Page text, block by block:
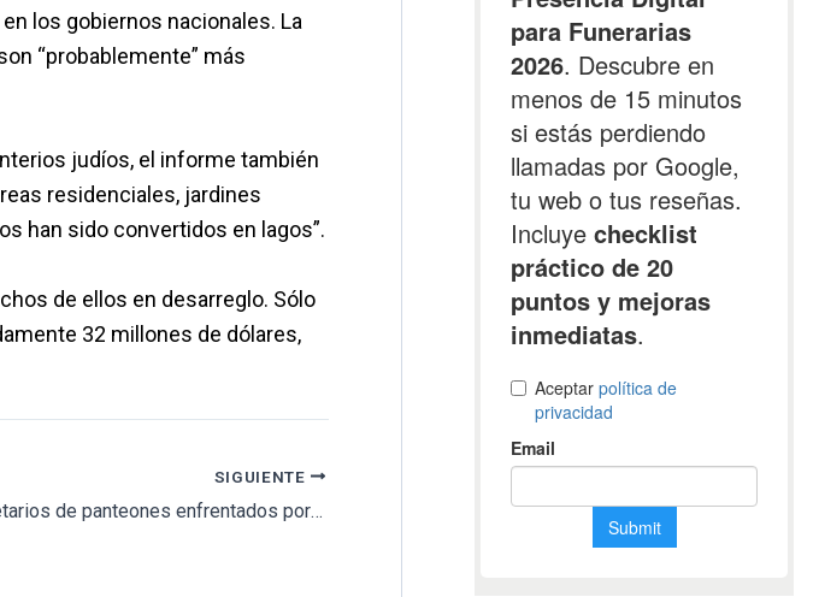
los gobiernos nacionales. La
“probablemente” más
judíos, el informe también
residenciales, jardines
han sido convertidos en lagos”.
de ellos en desarreglo. Sólo
32 millones de dólares,
SIGUIENTE
Dos propietarios de panteones enfrentados por las obras que uno de ellos realizó en su mausoleo